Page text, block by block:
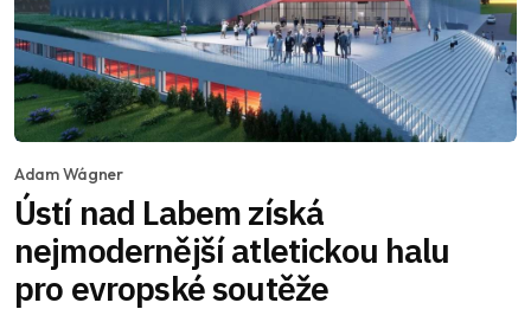
Adam Wágner
Ústí nad Labem získá
nejmodernější atletickou halu
pro evropské soutěže